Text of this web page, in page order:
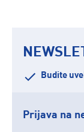
Budite
Prijava na